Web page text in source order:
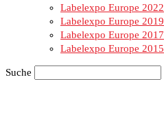
Labelexpo Europe 2022
Labelexpo Europe 2019
Labelexpo Europe 2017
Labelexpo Europe 2015
Suche